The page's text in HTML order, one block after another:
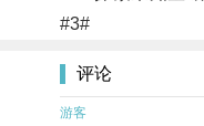
#3#
评论
游客